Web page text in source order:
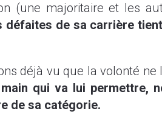
(une majoritaire et les
défaites de sa carrière
déjà vu que la volonté ne
qui va lui permettre,
de sa catégorie.